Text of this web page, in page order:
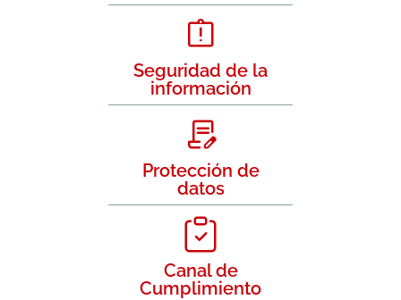
Seguridad de la
información
Protección de
datos
Canal de
Cumplimiento